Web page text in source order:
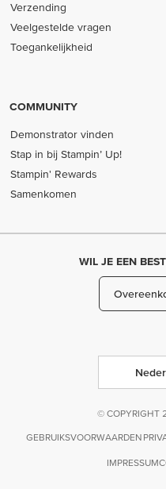
Verzending
Veelgestelde vragen
Toegankelijkheid
COMMUNITY
Demonstrator vinden
Stap in bij Stampin’ Up!
Stampin' Rewards
Samenkomen
WIL JE EEN
© COPYRIGHT
GEBRUIKSVOORWAARDEN
IMPRESSUM